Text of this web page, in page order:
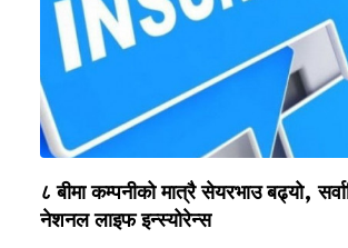
८ बीमा कम्पनीको मात्रै सेयरभाउ बढ्यो,
नेशनल लाइफ इन्स्योरेन्स